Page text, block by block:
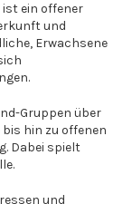
ist ein offener
und
Erwachsene
Gruppen über
hin zu offenen
Dabei spielt
und